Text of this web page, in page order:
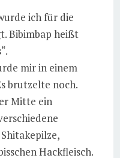
ich für die
Bibimbap heißt
mir in einem
brutzelte noch.
Mitte ein
Hackfleisch.